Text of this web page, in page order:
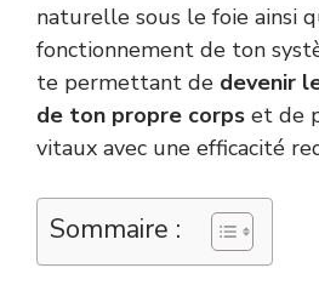
naturelle sous le foie ainsi
fonctionnement de ton
te permettant de devenir
de ton propre corps et de
vitaux avec une efficacité
Sommaire :